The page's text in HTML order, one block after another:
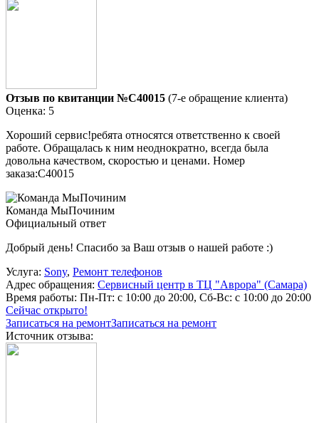
Отзыв по квитанции №C40015 (7-е обращение клиента)
Оценка: 5
Хороший сервис!ребята относятся ответственно к своей
работе. Обращалась к ним неоднократно, всегда была
довольна качеством, скоростью и ценами. Номер
заказа:C40015
Команда МыПочиним
Официальный ответ
Добрый день! Спасибо за Ваш отзыв о нашей работе :)
Услуга: Sony, Ремонт телефонов
Адрес обращения: Сервисный центр в ТЦ "Аврора" (Самара)
Время работы: Пн-Пт: с 10:00 до 20:00, Сб-Вс: с 10:00 до 20:00
Сейчас открыто!
Записаться на ремонтЗаписаться на ремонт
Источник отзыва: